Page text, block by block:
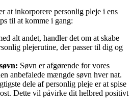
at inkorporere personlig pleje i ens
til at komme i gang:
alt andet, handler det om at skabe
plejerutine, der passer til dig og
Søvn er afgørende for vores
anbefalede mængde søvn hver nat.
dele af personlig pleje er at spise
Dette vil påvirke dit helbred positivt